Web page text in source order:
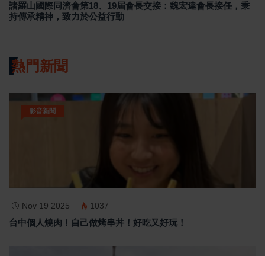
諸羅山國際同濟會第18、19屆會長交接：魏宏達會長接任，秉
持傳承精神，致力於公益行動
熱門新聞
影音新聞
Nov 19 2025 1037
台中個人燒肉！自己做烤串丼！好吃又好玩！